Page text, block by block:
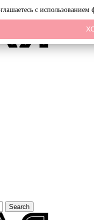
Search
с использованием